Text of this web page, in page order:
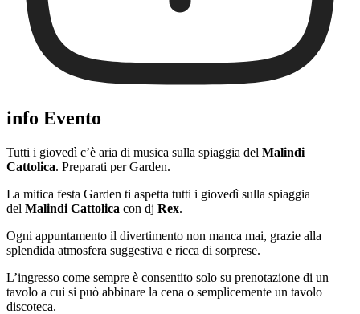
info Evento
Tutti i giovedì c’è aria di musica sulla spiaggia del Malindi
Cattolica. Preparati per Garden.
La mitica festa Garden ti aspetta tutti i giovedì sulla spiaggia
del Malindi Cattolica con dj Rex.
Ogni appuntamento il divertimento non manca mai, grazie alla
splendida atmosfera suggestiva e ricca di sorprese.
L’ingresso come sempre è consentito solo su prenotazione di un
tavolo a cui si può abbinare la cena o semplicemente un tavolo
discoteca.